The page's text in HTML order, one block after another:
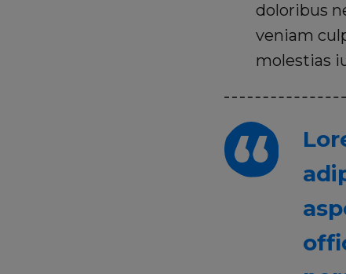
doloribus
veniam
molestias